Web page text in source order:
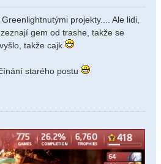
projekty.... Ale lidi,
gem od trashe, takže se
takže cajk
starého postu